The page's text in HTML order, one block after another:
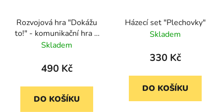
Rozvojová hra "Dokážu
to!" - komunikační hra o
emocích
Skladem
490 Kč
DO KOŠÍKU
Házecí set "Plechovky"
Skladem
330 Kč
DO KOŠÍKU